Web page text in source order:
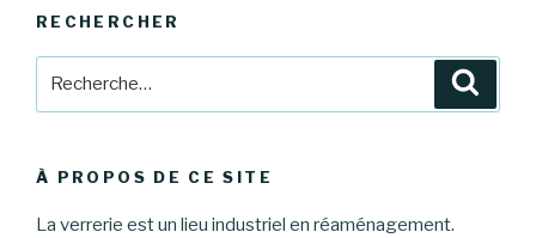
RECHERCHER
À PROPOS DE CE SITE
La verrerie est un lieu industriel en réaménagement.